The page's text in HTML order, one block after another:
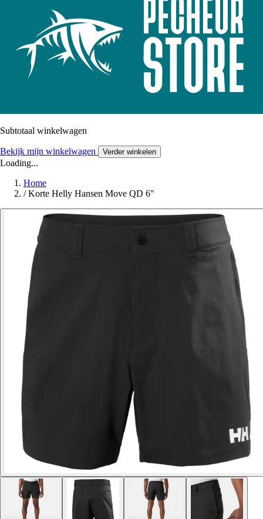
Subtotaal winkelwagen
Bekijk mijn winkelwagen Verder winkelen
Loading...
Home
/ Korte Helly Hansen Move QD 6"